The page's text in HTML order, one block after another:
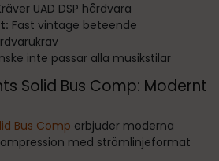
UAD DSP hårdvara
Fast vintage beteende
inte passar alla musikstilar
Solid Bus Comp: Modernt
Bus Comp erbjuder moderna
med strömlinjeformat